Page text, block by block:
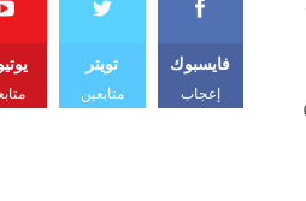
فايسبوك
إعجاب
تويتر
متابعين